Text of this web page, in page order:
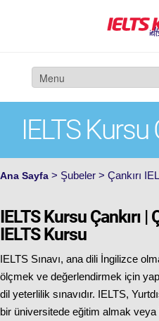
IELTS Kursu
Ana Sayfa > Şubeler > Çankırı
IELTS Kursu Çankırı |
IELTS Kursu
IELTS Sınavı, ana dili İngilizce
ölçmek ve değerlendirmek için
dil yeterlilik sınavıdır. IELTS,
bir üniversitede eğitim almak